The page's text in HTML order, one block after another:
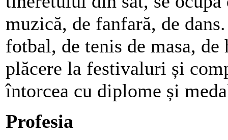
muzică, de fanfară, de
fotbal, de tenis de masa,
plăcere la festivaluri și
întorcea cu diplome și
Profesia